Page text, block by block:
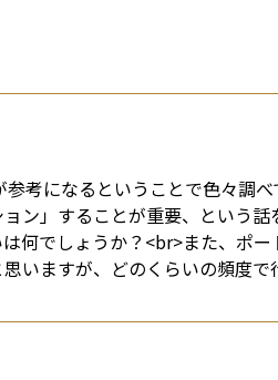
考になるということで色々調
ン」することが重要、という
何でしょうか？<br>また、ポ
いますが、どのくらいの頻度で